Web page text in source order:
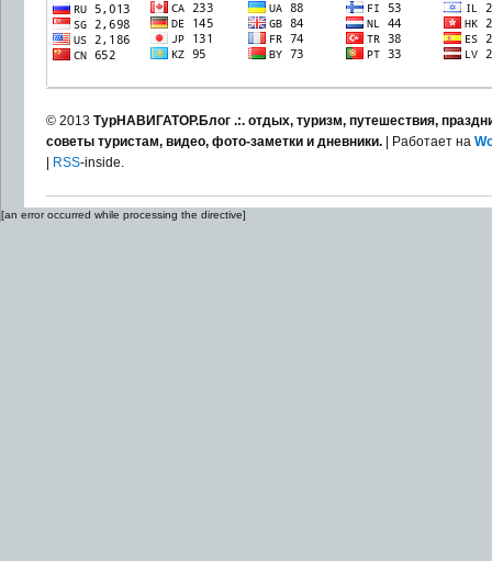
© 2013 ТурНАВИГАТОР.Блог .:. отдых, туризм, путешествия,
советы туристам, видео, фото-заметки и дневники.| Работает на
RSS-inside.
[an error occurred while processing the directive]